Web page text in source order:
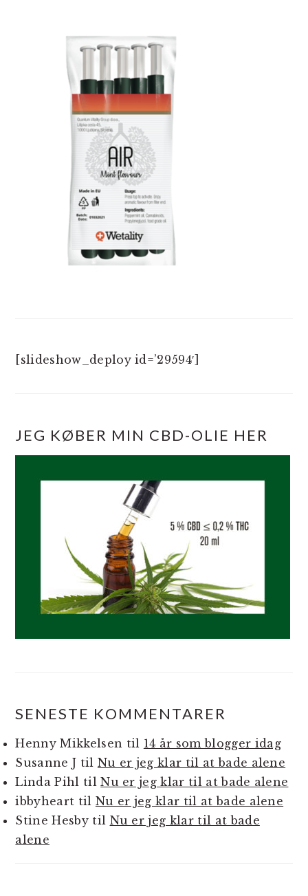
[slideshow_deploy id=’29594′]
JEG KØBER MIN CBD-OLIE HER
SENESTE KOMMENTARER
Henny Mikkelsen til 14 år som blogger idag
Susanne J til Nu er jeg klar til at bade alene
Linda Pihl tilNu er jeg klar til at bade alene
ibbyheart til Nu er jeg klar til at bade alene
Stine Hesbytil Nu er jeg klar til at bade
alene